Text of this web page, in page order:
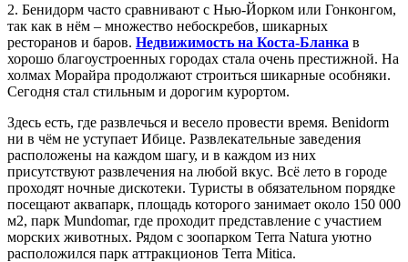
2. Бенидорм часто сравнивают с Нью-Йорком или Гонконгом,
так как в нём – множество небоскребов, шикарных
ресторанов и баров. Недвижимость на Коста-Бланка в
хорошо благоустроенных городах стала очень престижной. На
холмах Морайра продолжают строиться шикарные особняки.
Сегодня стал стильным и дорогим курортом.
Здесь есть, где развлечься и весело провести время. Benidorm
ни в чём не уступает Ибице. Развлекательные заведения
расположены на каждом шагу, и в каждом из них
присутствуют развлечения на любой вкус. Всё лето в городе
проходят ночные дискотеки. Туристы в обязательном порядке
посещают аквапарк, площадь которого занимает около 150 000
м2, парк Mundomar, где проходит представление с участием
морских животных. Рядом с зоопарком Terra Natura уютно
расположился парк аттракционов Terra Mitica.